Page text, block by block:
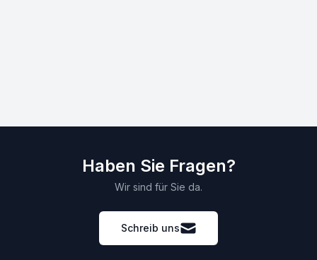
Haben Sie Fragen?
Wir sind für Sie da.
Schreib uns